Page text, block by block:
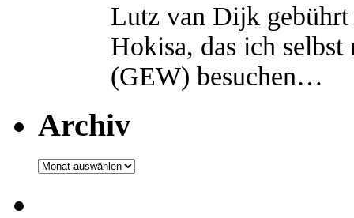
Lutz van Dijk
Hokisa, das ich
(GEW) besuchen…
Archiv
Archiv